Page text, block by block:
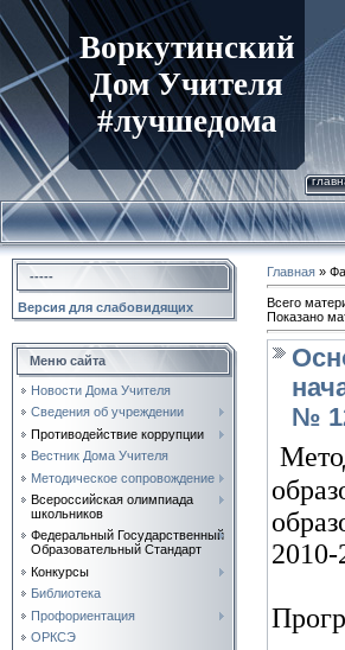
Воркутинский
Дом Учителя
#лучшедома
-----
Версия для слабовидящих
Меню сайта
Новости Дома Учителя
Сведения об учреждении
Противодействие коррупции
Вестник Дома Учителя
Методическое сопровождение
Всероссийская олимпиада
школьников
Федеральный Государственный
Образовательный Стандарт
Конкурсы
Библиотека
Профориентация
ОРКСЭ
Главная »
Всего
Показано
№